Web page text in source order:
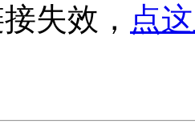
失效， 点